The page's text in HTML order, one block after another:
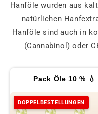
Hanföle wurden aus
natürlichen
Hanföle sind auch in
(Cannabinol) oder
Pack Öle 10 % 💧
DOPPELBESTELLUNGEN